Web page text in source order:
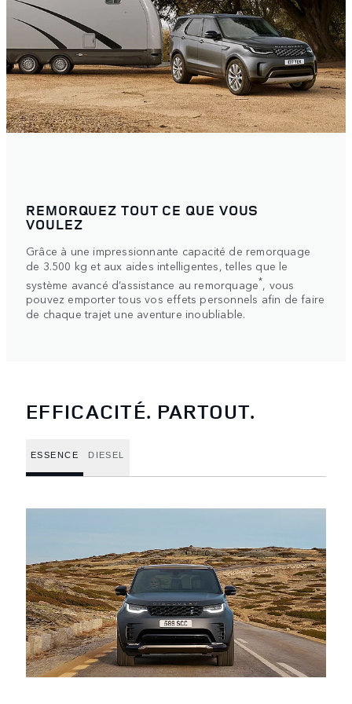
REMORQUEZ TOUT CE QUE VOUS
VOULEZ
Grâce à une impressionnante capacité de remorquage
de 3.500 kg et aux aides intelligentes, telles que le
système avancé d’assistance au remorquage*, vous
pouvez emporter tous vos effets personnels afin de faire
de chaque trajet une aventure inoubliable.
EFFICACITÉ. PARTOUT.
ESSENCE DIESEL